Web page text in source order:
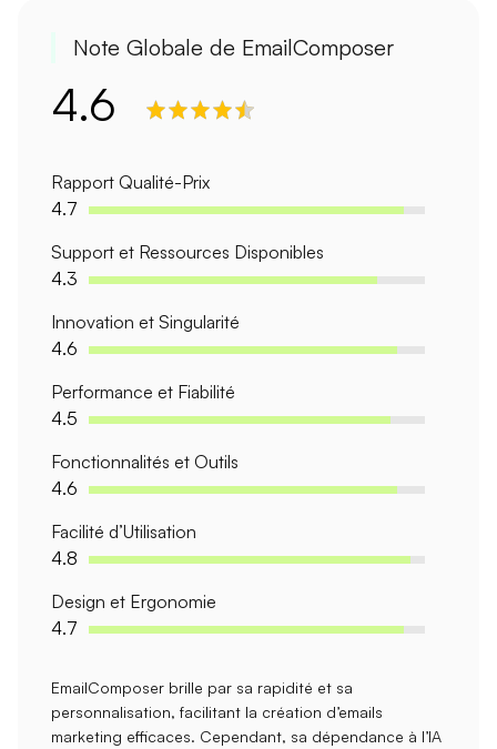
Note Globale de EmailComposer
4.6
Rapport Qualité-Prix
4.7
Support et Ressources Disponibles
4.3
Innovation et Singularité
4.6
Performance et Fiabilité
4.5
Fonctionnalités et Outils
4.6
Facilité d’Utilisation
4.8
Design et Ergonomie
4.7
EmailComposer brille par sa rapidité et sa
personnalisation, facilitant la création d’emails
marketing efficaces. Cependant, sa dépendance à l’IA